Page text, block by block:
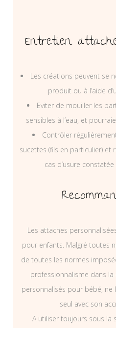
Entretien
Les créations peuvent se
produit ou à l’aide
Eviter de mouiller les
sensibles à l’eau, et
Contrôler
sucettes (fils en particulier)
cas d’usure
Les attaches
pour enfants. Malgré toutes
de toutes les normes
professionnalisme dans
personnalisés pour bébé, ne
seul avec son
A utiliser toujours sous la